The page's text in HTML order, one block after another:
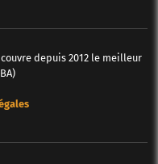
depuis 2012 le meilleur